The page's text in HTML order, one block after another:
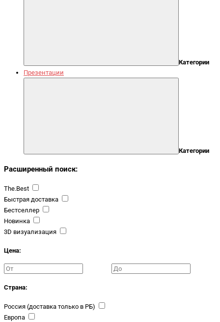
Категории
Презентации
Категории
Расширенный поиск:
The.Best
Быстрая доставка
Бестселлер
Новинка
3D визуализация
Цена:
Страна:
Россия (доставка только в РБ)
Европа